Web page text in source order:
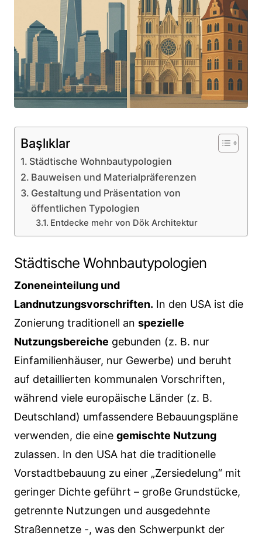
Başlıklar
Städtische Wohnbautypologien
Bauweisen und Materialpräferenzen
Gestaltung und Präsentation von
öffentlichen Typologien
Entdecke mehr von Dök Architektur
Städtische Wohnbautypologien
Zoneneinteilung und
Landnutzungsvorschriften. In den USA ist die
Zonierung traditionell an spezielle
Nutzungsbereiche gebunden (z. B. nur
Einfamilienhäuser, nur Gewerbe) und beruht
auf detaillierten kommunalen Vorschriften,
während viele europäische Länder (z. B.
Deutschland) umfassendere Bebauungspläne
verwenden, die eine gemischte Nutzung
zulassen. In den USA hat die traditionelle
Vorstadtbebauung zu einer „Zersiedelung“ mit
geringer Dichte geführt – große Grundstücke,
getrennte Nutzungen und ausgedehnte
Straßennetze -, was den Schwerpunkt der